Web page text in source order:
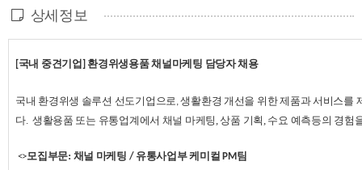
상세정보
[국내 중견기업 ] 환경위생용품채널마케팅 담당자 채용
국내 환경위생 솔루션 선도기업으로,생활환경 개선을 위한 제품과 서비스를
다. 생활용품 또는 유통업계에서 채널 마케팅, 상품 기획, 수요 예측등의 경험
<>모집부문: 채널 마케팅 / 유통사업부케미컬 PM팀